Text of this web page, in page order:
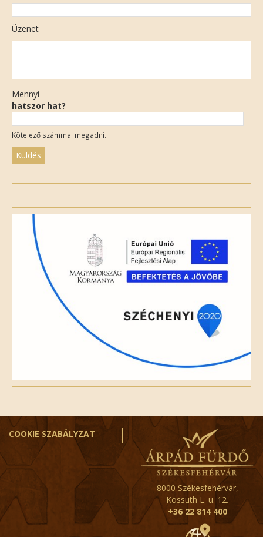
Üzenet
Mennyi
hatszor hat?
Kötelező számmal megadni.
field
empty.
COOKIE SZABÁLYZAT
8000 Székesfehérvár,
Kossuth L. u. 12.
+36 22 814 400